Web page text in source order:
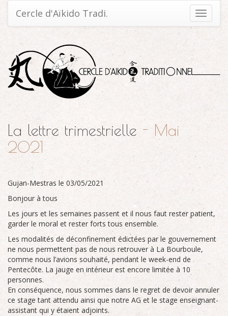
Toggle
Cercle d'Aïkido Tradi.
La lettre trimestrielle - Mai
2021
Gujan-Mestras le 03/05/2021
Bonjour à tous
Les jours et les semaines passent et il nous faut rester patient,
garder le moral et rester forts tous ensemble.
Les modalités de déconfinement édictées par le gouvernement
ne nous permettent pas de nous retrouver à La Bourboule,
comme nous l’avions souhaité, pendant le week-end de
Pentecôte. La jauge en intérieur est encore limitée à 10
personnes.
En conséquence, nous sommes dans le regret de devoir annuler
ce stage tant attendu ainsi que notre AG et le stage enseignant-
assistant qui y étaient adjoints.